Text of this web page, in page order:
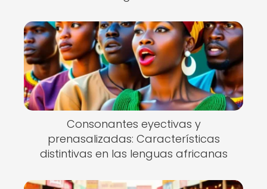
Consonantes eyectivas y
prenasalizadas: Características
distintivas en las lenguas africanas